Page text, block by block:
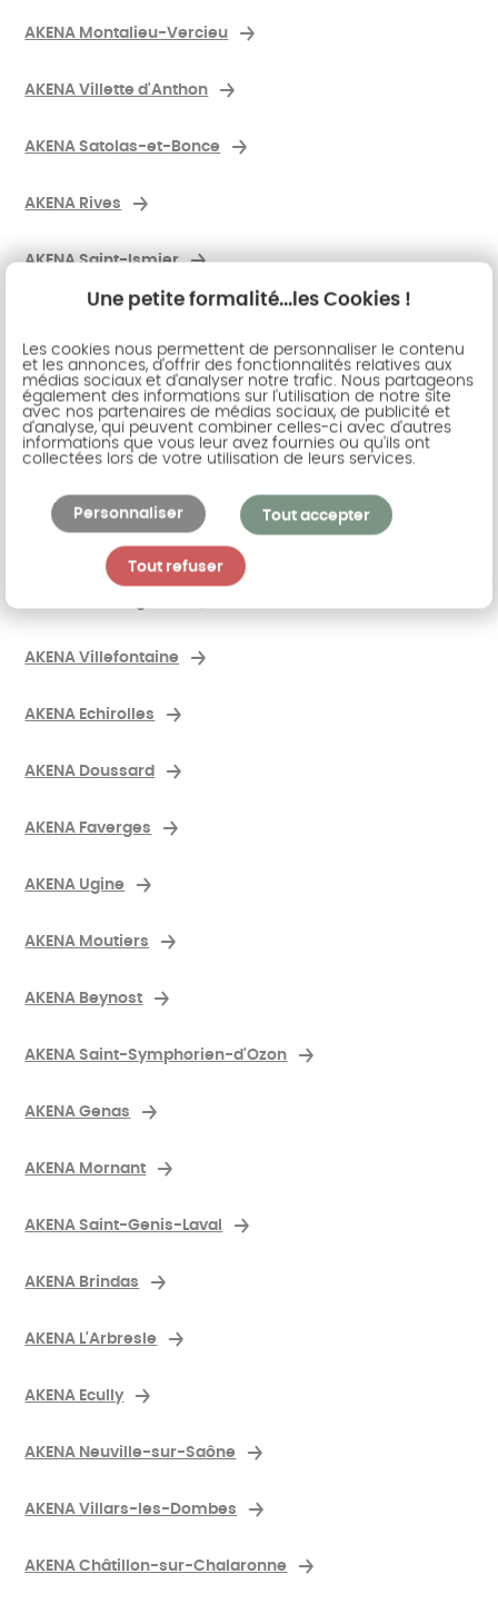
AKENA Montalieu-Vercieu
AKENA Villette d'Anthon
AKENA Satolas-et-Bonce
AKENA Rives
AKENA Saint-Ismier
AKENA Veyrins-Thuellin
AKENA Tignieu-Jameyzieu
AKENA Le Pont-de-Claix
AKENA Villefontaine
AKENA Echirolles
AKENA Doussard
AKENA Faverges
AKENA Ugine
AKENA Moutiers
AKENA Beynost
AKENA Saint-Symphorien-d'Ozon
AKENA Genas
AKENA Mornant
AKENA Saint-Genis-Laval
AKENA Brindas
AKENA L'Arbresle
AKENA Ecully
AKENA Neuville-sur-Saône
AKENA Villars-les-Dombes
AKENA Châtillon-sur-Chalaronne
Une petite formalité...les Cookies !
Les cookies nous permettent de personnaliser le contenu
et les annonces, d'offrir des fonctionnalités relatives aux
médias sociaux et d'analyser notre trafic. Nous partageons
également des informations sur l'utilisation de notre site
avec nos partenaires de médias sociaux, de publicité et
d'analyse, qui peuvent combiner celles-ci avec d'autres
informations que vous leur avez fournies ou qu'ils ont
collectées lors de votre utilisation de leurs services.
Tout accepter
Tout refuser
Personnaliser